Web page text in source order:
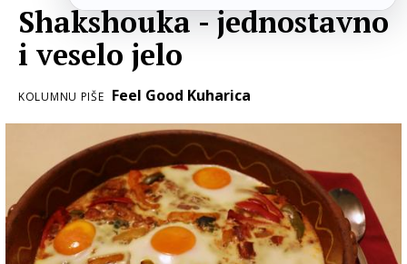
Shakshouka - jednostavno
i veselo jelo
KOLUMNU PIŠE Feel Good Kuharica